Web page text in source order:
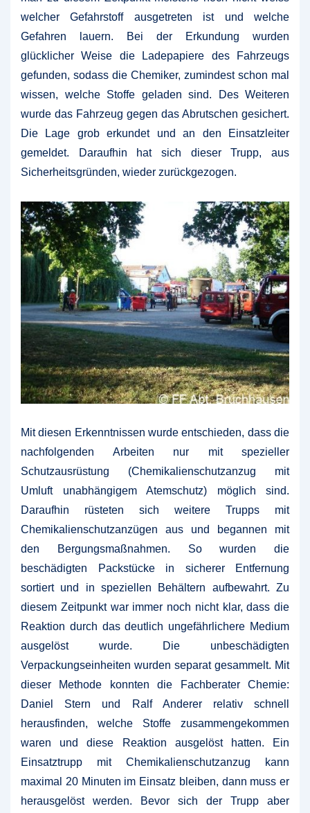
welcher Gefahrstoff ausgetreten ist und welche
Gefahren lauern. Bei der Erkundung wurden
glücklicher Weise die Ladepapiere des Fahrzeugs
gefunden, sodass die Chemiker, zumindest schon mal
wissen, welche Stoffe geladen sind. Des Weiteren
wurde das Fahrzeug gegen das Abrutschen gesichert.
Die Lage grob erkundet und an den Einsatzleiter
gemeldet. Daraufhin hat sich dieser Trupp, aus
Sicherheitsgründen, wieder zurückgezogen.
Mit diesen Erkenntnissen wurde entschieden, dass die
nachfolgenden Arbeiten nur mit spezieller
Schutzausrüstung (Chemikalienschutzanzug mit
Umluft unabhängigem Atemschutz) möglich sind.
Daraufhin rüsteten sich weitere Trupps mit
Chemikalienschutzanzügen aus und begannen mit
den Bergungsmaßnahmen. So wurden die
beschädigten Packstücke in sicherer Entfernung
sortiert und in speziellen Behältern aufbewahrt. Zu
diesem Zeitpunkt war immer noch nicht klar, dass die
Reaktion durch das deutlich ungefährlichere Medium
ausgelöst wurde. Die unbeschädigten
Verpackungseinheiten wurden separat gesammelt. Mit
dieser Methode konnten die Fachberater Chemie:
Daniel Stern und Ralf Anderer relativ schnell
herausfinden, welche Stoffe zusammengekommen
waren und diese Reaktion ausgelöst hatten. Ein
Einsatztrupp mit Chemikalienschutzanzug kann
maximal 20 Minuten im Einsatz bleiben, dann muss er
herausgelöst werden. Bevor sich der Trupp aber